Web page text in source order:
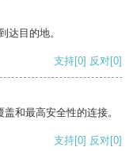
达目的地。
支持[0] 反对[0]
和最高安全性的连接。
支持[0] 反对[0]